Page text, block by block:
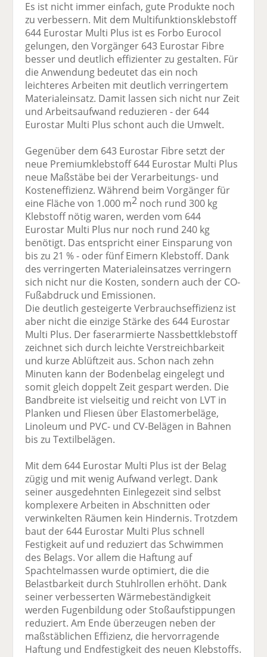
Es ist nicht immer einfach, gute Produkte noch
zu verbessern. Mit dem Multifunktionsklebstoff
644 Eurostar Multi Plus ist es Forbo Eurocol
gelungen, den Vorgänger 643 Eurostar Fibre
besser und deutlich effizienter zu gestalten. Für
die Anwendung bedeutet das ein noch
leichteres Arbeiten mit deutlich verringertem
Materialeinsatz. Damit lassen sich nicht nur Zeit
und Arbeitsaufwand reduzieren - der 644
Eurostar Multi Plus schont auch die Umwelt.
Gegenüber dem 643 Eurostar Fibre setzt der
neue Premiumklebstoff 644 Eurostar Multi Plus
neue Maßstäbe bei der Verarbeitungs- und
Kosteneffizienz. Während beim Vorgänger für
eine Fläche von 1.000 m2 noch rund 300 kg
Klebstoff nötig waren, werden vom 644
Eurostar Multi Plus nur noch rund 240 kg
benötigt. Das entspricht einer Einsparung von
bis zu 21 % - oder fünf Eimern Klebstoff. Dank
des verringerten Materialeinsatzes verringern
sich nicht nur die Kosten, sondern auch der CO-
Fußabdruck und Emissionen.
Die deutlich gesteigerte Verbrauchseffizienz ist
aber nicht die einzige Stärke des 644 Eurostar
Multi Plus. Der faserarmierte Nassbettklebstoff
zeichnet sich durch leichte Verstreichbarkeit
und kurze Ablüftzeit aus. Schon nach zehn
Minuten kann der Bodenbelag eingelegt und
somit gleich doppelt Zeit gespart werden. Die
Bandbreite ist vielseitig und reicht von LVT in
Planken und Fliesen über Elastomerbeläge,
Linoleum und PVC- und CV-Belägen in Bahnen
bis zu Textilbelägen.
Mit dem 644 Eurostar Multi Plus ist der Belag
zügig und mit wenig Aufwand verlegt. Dank
seiner ausgedehnten Einlegezeit sind selbst
komplexere Arbeiten in Abschnitten oder
verwinkelten Räumen kein Hindernis. Trotzdem
baut der 644 Eurostar Multi Plus schnell
Festigkeit auf und reduziert das Schwimmen
des Belags. Vor allem die Haftung auf
Spachtelmassen wurde optimiert, die die
Belastbarkeit durch Stuhlrollen erhöht. Dank
seiner verbesserten Wärmebeständigkeit
werden Fugenbildung oder Stoßaufstippungen
reduziert. Am Ende überzeugen neben der
maßstäblichen Effizienz, die hervorragende
Haftung und Endfestigkeit des neuen Klebstoffs.